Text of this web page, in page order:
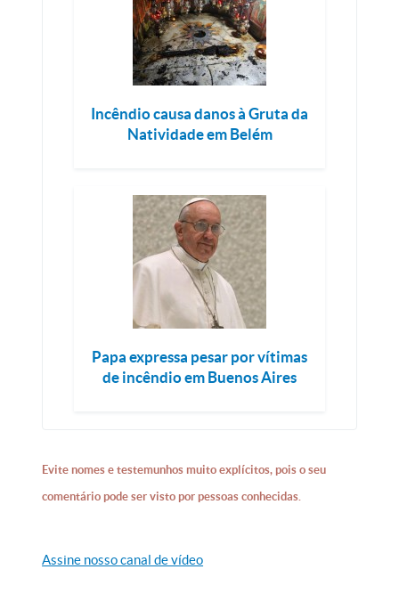
Incêndio causa danos à Gruta da
Natividade em Belém
Papa expressa pesar por vítimas
de incêndio em Buenos Aires
Evite nomes e testemunhos muito explícitos, pois o seu
comentário pode ser visto por pessoas conhecidas.
Assine nosso canal de vídeo